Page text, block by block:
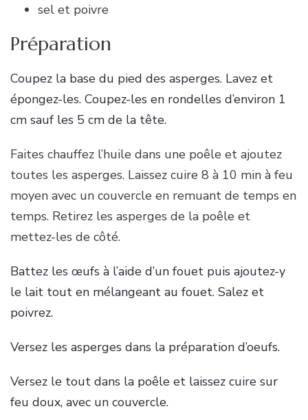
sel et poivre
Préparation
Coupez la base du pied des asperges. Lavez et
épongez-les. Coupez-les en rondelles d’environ 1
cm sauf les 5 cm de la tête.
Faites chauffez l’huile dans une poêle et ajoutez
toutes les asperges. Laissez cuire 8 à 10 min à feu
moyen avec un couvercle en remuant de temps en
temps. Retirez les asperges de la poêle et
mettez-les de côté.
Battez les œufs à l’aide d’un fouet puis ajoutez-y
le lait tout en mélangeant au fouet. Salez et
poivrez.
Versez les asperges dans la préparation d’oeufs.
Versez le tout dans la poêle et laissez cuire sur
feu doux, avec un couvercle.